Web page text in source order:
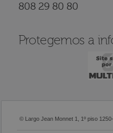
808 29 80 80
Protegemos a
© Largo Jean Monnet 1, 1º piso